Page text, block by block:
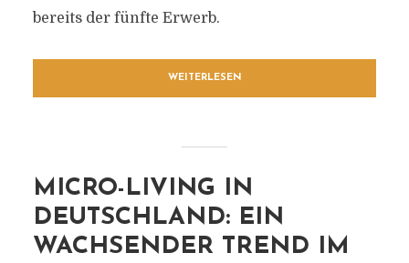
bereits der fünfte Erwerb.
WEITERLESEN
MICRO-LIVING IN
DEUTSCHLAND: EIN
WACHSENDER TREND IM